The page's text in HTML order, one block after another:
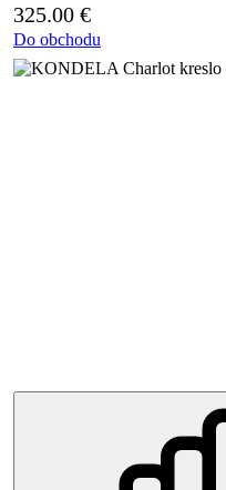
325.00 €
Do obchodu